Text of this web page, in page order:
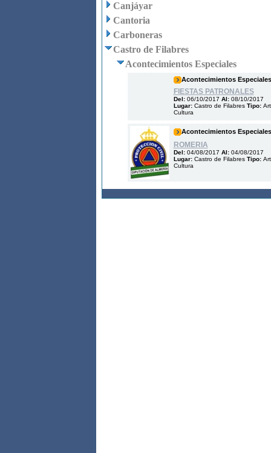
Canjáyar
Cantoria
Carboneras
Castro de Filabres
Acontecimientos Especiales
Acontecimientos Especiales
FIESTAS PATRONALES
Del: 06/10/2017 Al: 08/10/2017
Lugar: Castro de FilabresTipo:
Cultura
Acontecimientos Especiales
ROMERIA
Del: 04/08/2017 Al: 04/08/2017
Lugar: Castro de FilabresTipo:
Cultura